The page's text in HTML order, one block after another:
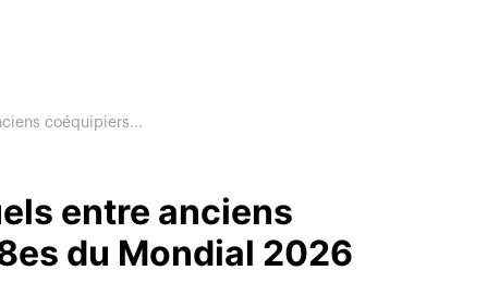
coéquipiers...
entre anciens
du Mondial 2026